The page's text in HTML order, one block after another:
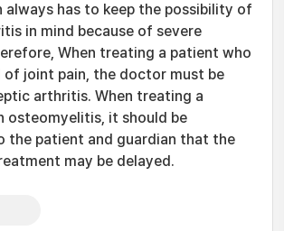
always has to keep the possibility of
in mind because of severe
When treating a patient who
of joint pain, the doctor must be
arthritis. When treating a
osteomyelitis, it should be
the patient and guardian that the
may be delayed.